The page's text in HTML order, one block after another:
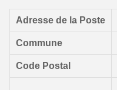
Adresse de la Poste
Commune
Code Postal